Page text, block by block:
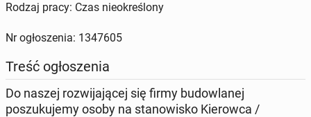
Rodzaj pracy: Czas nieokreślony
Nr ogłoszenia: 1347605
Treść ogłoszenia
Do naszej rozwijającej się firmy budowlanej
poszukujemy osoby na stanowisko Kierowca /